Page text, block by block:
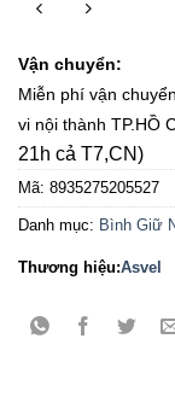
Vận chuyển:
Miễn phí vận
vi nội thành TP.HỒ
21h cả T7,CN)
Mã: 8935275205527
Danh mục: Bình Giữ
Thương hiệu:Asvel